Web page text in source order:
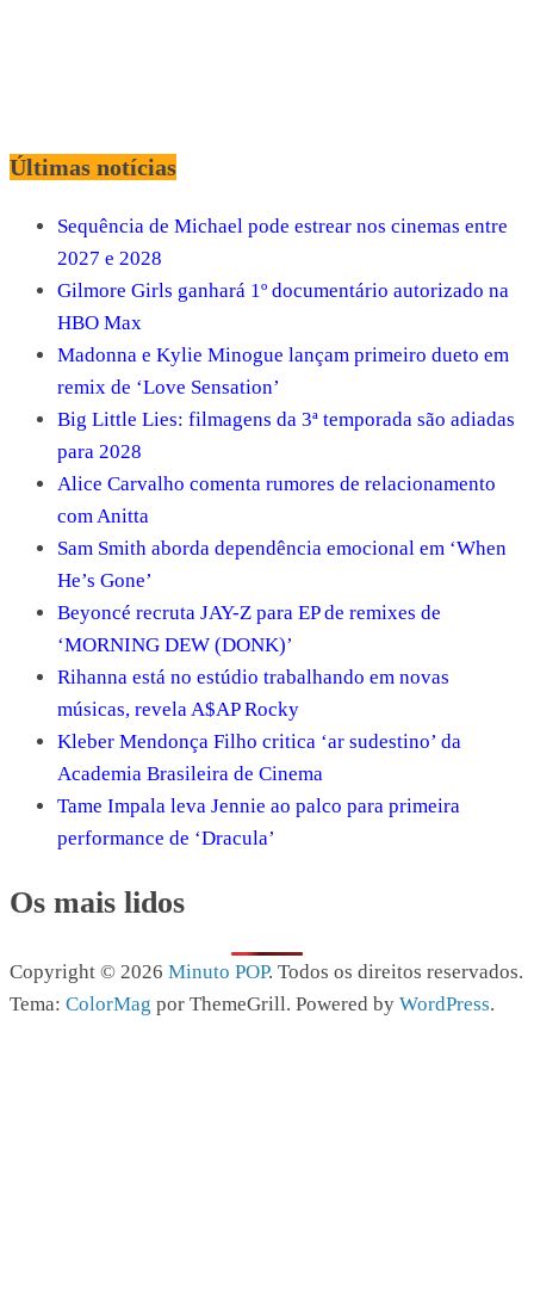
Últimas notícias
Sequência de Michael pode estrear nos cinemas entre
2027 e 2028
Gilmore Girls ganhará 1º documentário autorizado na
HBO Max
Madonna e Kylie Minogue lançam primeiro dueto em
remix de ‘Love Sensation’
Big Little Lies: filmagens da 3ª temporada são adiadas
para 2028
Alice Carvalho comenta rumores de relacionamento
com Anitta
Sam Smith aborda dependência emocional em ‘When
He’s Gone’
Beyoncé recruta JAY-Z para EP de remixes de
‘MORNING DEW (DONK)’
Rihanna está no estúdio trabalhando em novas
músicas, revela A$AP Rocky
Kleber Mendonça Filho critica ‘ar sudestino’ da
Academia Brasileira de Cinema
Tame Impala leva Jennie ao palco para primeira
performance de ‘Dracula’
Os mais lidos
Copyright © 2026 Minuto POP. Todos os direitos reservados.
Tema: ColorMag por ThemeGrill. Powered by WordPress.